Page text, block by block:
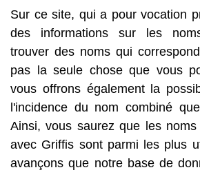
Sur ce site, qui a pour vocation
des informations sur les
trouver des noms qui
pas la seule chose que vous
vous offrons également la
l'incidence du nom combiné
Ainsi, vous saurez que les
avec Griffis sont parmi les plus
avançons que notre base de